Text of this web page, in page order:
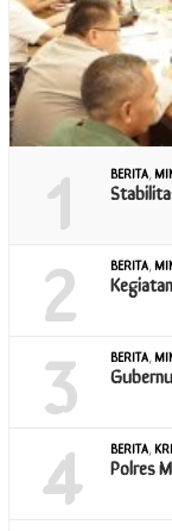
1 BERITA,
2 BERITA,
3 BERITA,
4 BERITA,
Polres